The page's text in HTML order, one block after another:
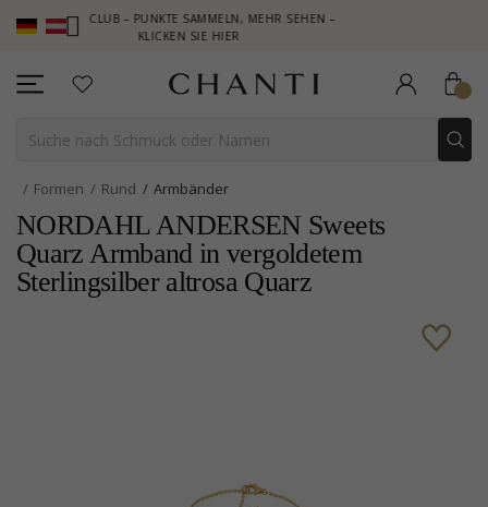
CLUB – PUNKTE SAMMELN, MEHR SEHEN –
KLICKEN SIE HIER
Formen Rund Armbänder
NORDAHL ANDERSEN Sweets
Quarz Armband in vergoldetem
Sterlingsilber altrosa Quarz